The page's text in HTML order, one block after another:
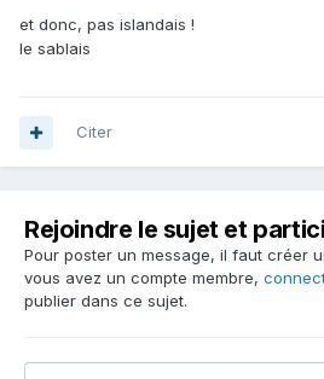
et donc, pas islandais !
le sablais
Citer
Rejoindre le sujet et
Pour poster un message, il faut créer
vous avez un compte membre,
publier dans ce sujet.